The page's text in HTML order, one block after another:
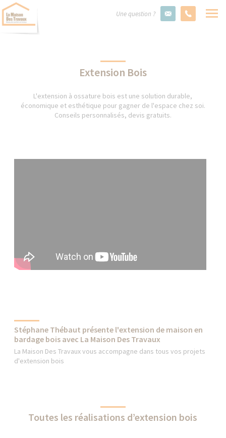
Une question ?
Extension Bois
L'extension à ossature bois est une solution durable,
économique et esthétique pour gagner de l'espace chez soi.
Conseils personnalisés, devis gratuits.
Stéphane Thébaut présente l'extension de maison en
bardage bois avec La Maison Des Travaux
La Maison Des Travaux vous accompagne dans tous vos projets
d'extension bois
Toutes les réalisations d’extension bois